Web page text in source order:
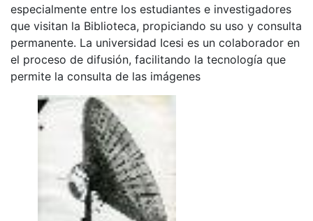
especialmente entre los estudiantes e investigadores
que visitan la Biblioteca, propiciando su uso y consulta
permanente. La universidad Icesi es un colaborador en
el proceso de difusión, facilitando la tecnología que
permite la consulta de las imágenes